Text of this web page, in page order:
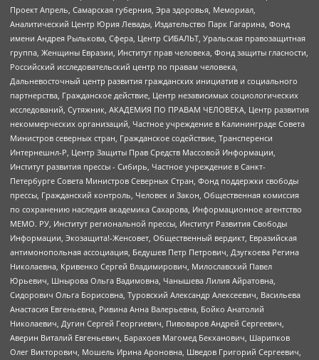
Проект Апрель, Самарская губерния, Эра здоровья, Мемориал,
Аналитический Центр Юрия Левады, Издательство Парк Гагарина, Фонд
имени Андрея Рылькова, Сфера, Центр СИБАЛЬТ, Уральская правозащитная
группа, Женщины Евразии, Институт прав человека, Фонд защиты гласности,
Российский исследовательский центр по правам человека,
Дальневосточный центр развития гражданских инициатив и социального
партнерства, Гражданское действие, Центр независимых социологических
исследований, Сутяжник, АКАДЕМИЯ ПО ПРАВАМ ЧЕЛОВЕКА, Центр развития
некоммерческих организаций, Частное учреждение в Калининграде Совета
Министров северных стран, Гражданское содействие, Трансперенси
Интернешнл-Р, Центр Защиты Прав Средств Массовой Информации,
Институт развития прессы - Сибирь, Частное учреждение в Санкт-
Петербурге Совета Министров Северных Стран, Фонд поддержки свободы
прессы, Гражданский контроль, Человек и Закон, Общественная комиссия
по сохранению наследия академика Сахарова, Информационное агентство
МЕМО. РУ, Институт региональной прессы, Институт Развития Свободы
Информации, Экозащита!-Женсовет, Общественный вердикт, Евразийская
антимонопольная ассоциация, Бедушев Петр Петрович, Дзугкоева Регина
Николаевна, Кривенко Сергей Владимирович, Милославский Павел
Юрьевич, Шнырова Ольга Вадимовна, Чанышева Лилия Айратовна,
Сидорович Ольга Борисовна, Туровский Александр Алексеевич, Васильева
Анастасия Евгеньевна, Ривина Анна Валерьевна, Бойко Анатолий
Николаевич, Дугин Сергей Георгиевич, Пивоваров Андрей Сергеевич,
Аверин Виталий Евгеньевич, Барахоев Магомед Бекханович, Шарипков
Олег Викторович, Мошель Ирина Ароновна, Шведов Григорий Сергеевич,